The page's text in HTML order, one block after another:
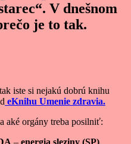
V dnešnom
je to tak.
iste si nejakú dobrú knihu
eKnihu Umenie zdravia.
aké orgány treba posilniť:
– energia sleziny (SP).